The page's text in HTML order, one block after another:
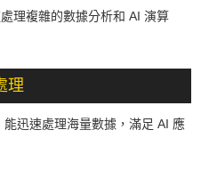
理複雜的數據分析和 AI 演算
理
迅速處理海量數據，滿足 AI 應